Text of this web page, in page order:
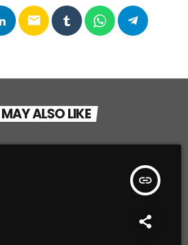
email
ALSO LIKE
insert_link